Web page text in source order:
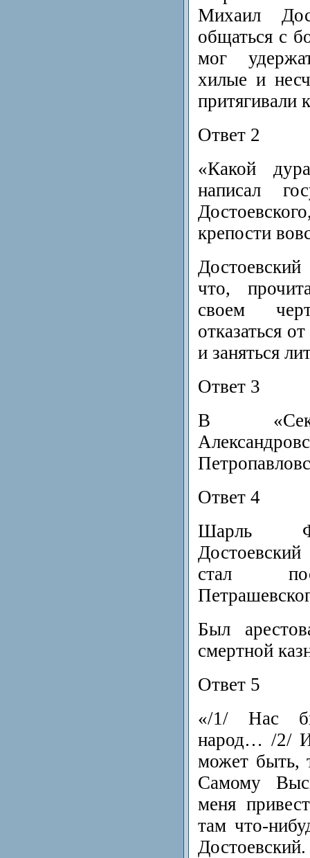
Михаил
общаться с
мог
хилые и
притягивали
Ответ 2
«Какой
написал
крепости
что,
своем
отказаться
и заняться
Ответ 3
В
Ответ 4
Шарль
стал
Был
смертной
Ответ 5
«/1/ Нас
народ… /2/
может быть,
Самому
меня
там что-
Достоевский.